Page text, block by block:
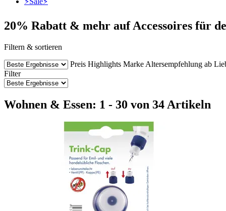
20% Rabatt & mehr auf Accessoires für
Filtern & sortieren
Preis Highlights Marke Altersempfehlung ab
Filter
Wohnen & Essen: 1 - 30 von 34 Artikeln